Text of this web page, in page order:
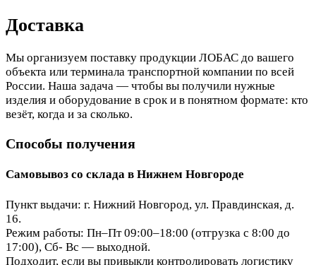
Доставка
Мы организуем поставку продукции ЛОБАС до вашего
объекта или терминала транспортной компании по всей
России. Наша задача — чтобы вы получили нужные
изделия и оборудование в срок и в понятном формате: кто
везёт, когда и за сколько.
Способы получения
Самовывоз со склада в Нижнем Новгороде
Пункт выдачи: г. Нижний Новгород, ул. Правдинская, д.
16.
Режим работы: Пн–Пт 09:00–18:00 (отгрузка с 8:00 до
17:00), Сб- Вс — выходной.
Подходит, если вы привыкли контролировать логистику